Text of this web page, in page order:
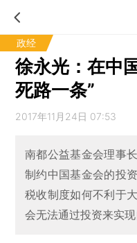
政经
徐永光：在中
死路一条”
2017年11月24日 07:53
南都公益基金会理事
制约中国基金会的投
税收制度如何不利于
会无法通过投资来实